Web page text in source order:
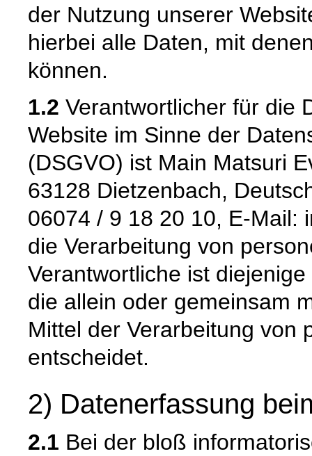
der Nutzung unserer
hierbei alle Daten, mit
können.
1.2 Verantwortlicher für die
Website im Sinne der
(DSGVO) ist Main Matsuri
63128 Dietzenbach,
06074 / 9 18 20 10, E-Mail:
die Verarbeitung von
Verantwortliche ist
die allein oder gemeinsam
Mittel der Verarbeitung von
entscheidet.
2) Datenerfassung
2.1 Bei der bloß